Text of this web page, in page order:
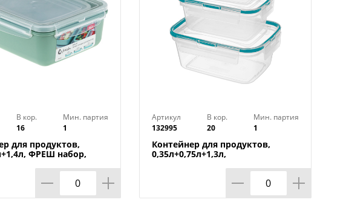
В кор.
16
Мин. партия
1
для продуктов,
ФРЕШ набор,
Артикул
132995
В кор.
20
Мин. партия
1
Контейнер для продуктов,
0,35л+0,75л+1,3л,